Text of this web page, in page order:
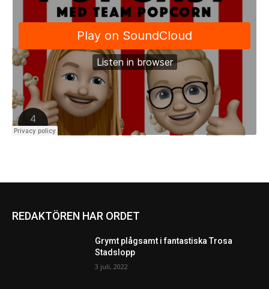
REDAKTÖREN HAR ORDET
Grymt plågsamt i fantastiska Trosa
Stadslopp
3 juli, 2022